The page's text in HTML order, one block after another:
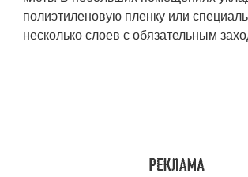
полиэтиленовую пленку или
несколько слоев с обязательным